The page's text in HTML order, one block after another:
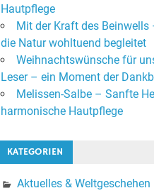
Hautpflege
Mit der Kraft des Beinwells
die Natur wohltuend begleitet
Weihnachtswünsche für
Leser – ein Moment der
Melissen-Salbe – Sanfte
harmonische Hautpflege
KATEGORIEN
Aktuelles & Weltgeschehen